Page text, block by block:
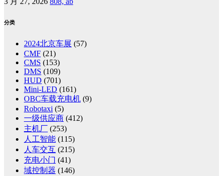
分类
2024北京车展 (57)
CMF (21)
CMS (153)
DMS (109)
HUD (701)
Mini-LED (161)
OBC车载充电机 (9)
Robotaxi (5)
一级供应商 (412)
主机厂 (253)
人工智能 (115)
人车交互 (215)
充电小门 (41)
域控制器 (146)